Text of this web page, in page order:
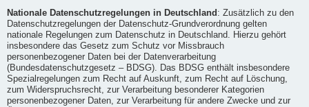
Nationale Datenschutzregelungen in Deutschland : Zusätzlich zu den
Datenschutzregelungen der Datenschutz-Grundverordnung gelten
nationale Regelungen zum Datenschutz in Deutschland. Hierzu gehört
insbesondere das Gesetz zum Schutz vor Missbrauch
personenbezogener Daten bei der Datenverarbeitung
(Bundesdatenschutzgesetz – BDSG). Das BDSG enthält insbesondere
Spezialregelungen zum Recht auf Auskunft, zum Recht auf Löschung,
zum Widerspruchsrecht, zur Verarbeitung besonderer Kategorien
personenbezogener Daten, zur Verarbeitung für andere Zwecke und zur